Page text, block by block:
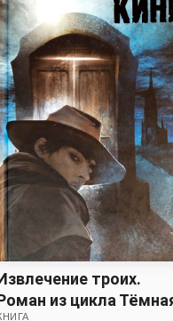
троих.
из цикла